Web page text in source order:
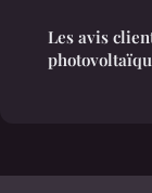
Les avis